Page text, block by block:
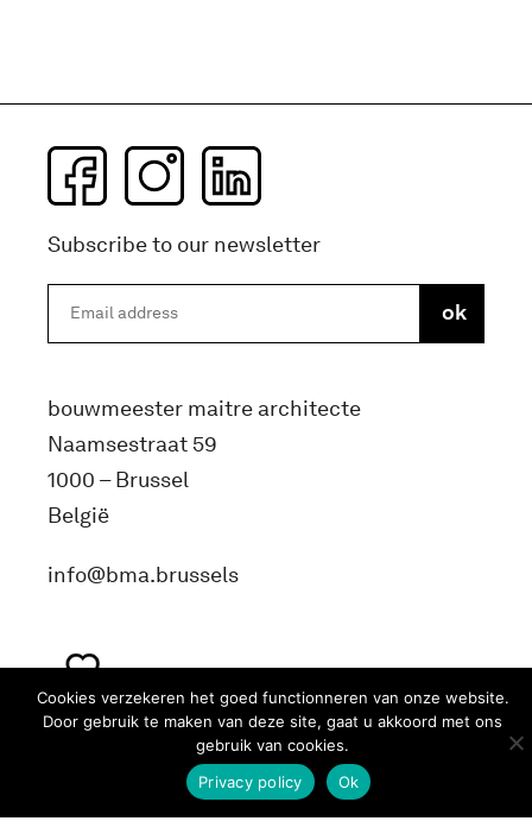
Subscribe to our newsletter
bouwmeester maitre architecte
Naamsestraat 59
1000 – Brussel
België
info@bma.brussels
Cookies verzekeren het goed functionneren van onze website.
Door gebruik te maken van deze site, gaat u akkoord met ons
gebruik van cookies.
Ok
Privacy policy